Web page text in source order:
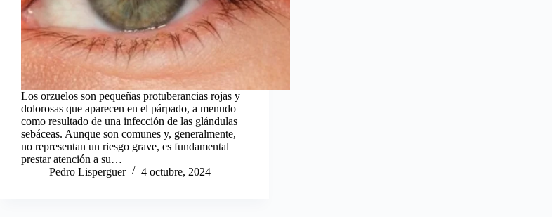
Los orzuelos son pequeñas protuberancias rojas y
dolorosas que aparecen en el párpado, a menudo
como resultado de una infección de las glándulas
sebáceas. Aunque son comunes y, generalmente,
no representan un riesgo grave, es fundamental
prestar atención a su…
Pedro Lisperguer
4 octubre, 2024